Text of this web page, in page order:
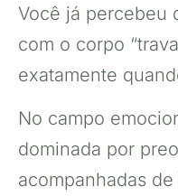
Você já percebeu
com o corpo
exatamente
No campo
dominada por
acompanhadas